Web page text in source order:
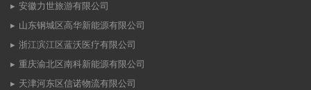
安徽力世旅游有限公司
山东钢城区高华新能源有限公司
浙江滨江区蓝沃医疗有限公司
重庆渝北区南科新能源有限公司
天津河东区信诺物流有限公司